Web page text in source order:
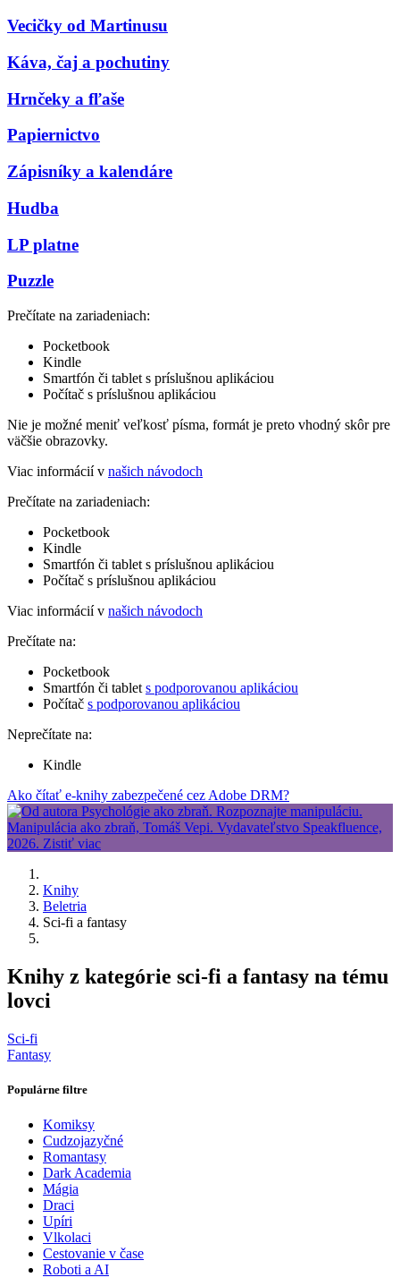
Vecičky od Martinusu
Káva, čaj a pochutiny
Hrnčeky a fľaše
Papiernictvo
Zápisníky a kalendáre
Hudba
LP platne
Puzzle
Prečítate na zariadeniach:
Pocketbook
Kindle
Smartfón či tablet s príslušnou aplikáciou
Počítač s príslušnou aplikáciou
Nie je možné meniť veľkosť písma, formát je preto vhodný skôr pre
väčšie obrazovky.
Viac informácií v našich návodoch
Prečítate na zariadeniach:
Pocketbook
Kindle
Smartfón či tablet s príslušnou aplikáciou
Počítač s príslušnou aplikáciou
Viac informácií v našich návodoch
Prečítate na:
Pocketbook
Smartfón či tablet s podporovanou aplikáciou
Počítač s podporovanou aplikáciou
Neprečítate na:
Kindle
Ako čítať e-knihy zabezpečené cez Adobe DRM?
Knihy
Beletria
Sci-fi a fantasy
Knihy z kategórie sci-fi a fantasy na tému
lovci
Sci-fi
Fantasy
Populárne filtre
Komiksy
Cudzojazyčné
Romantasy
Dark Academia
Mágia
Draci
Upíri
Vlkolaci
Cestovanie v čase
Roboti a AI